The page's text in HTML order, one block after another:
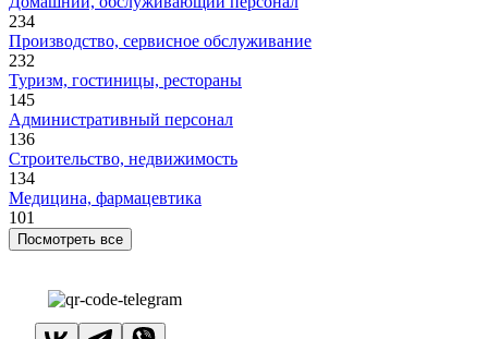
234
Производство, сервисное обслуживание
232
Туризм, гостиницы, рестораны
145
Административный персонал
136
Строительство, недвижимость
134
Медицина, фармацевтика
101
Посмотреть все